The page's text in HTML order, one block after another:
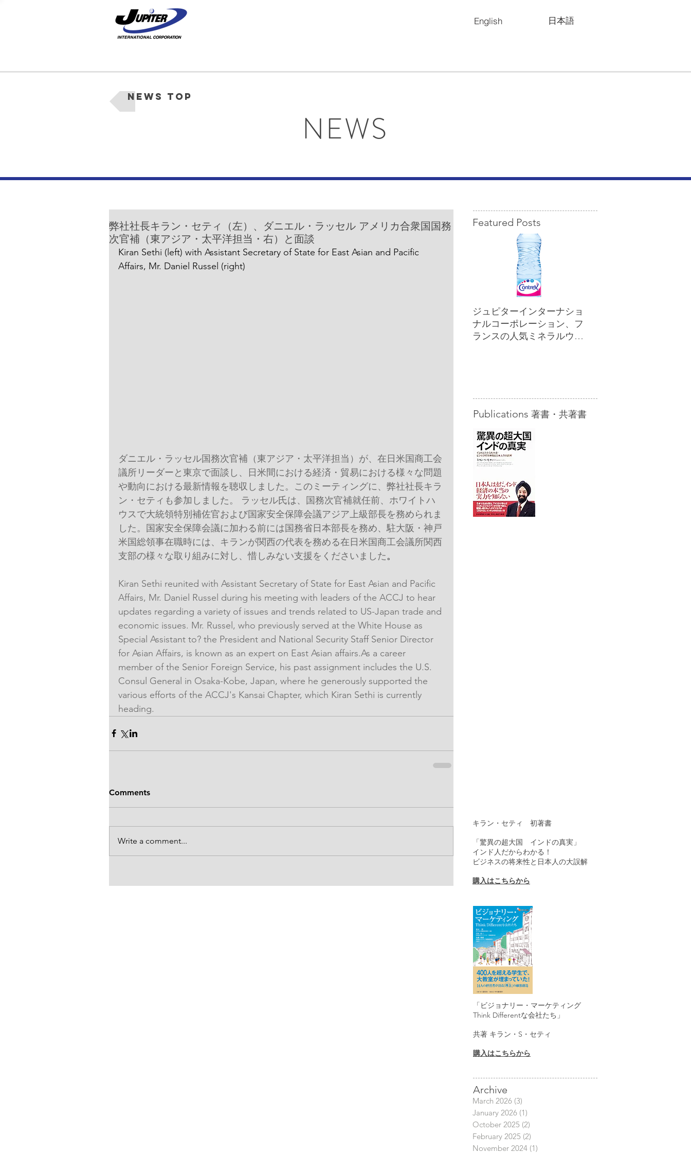
English 日本語
News Top
NEWS
弊社社長キラン・セティ（左）、ダニエル・ラッセル アメリカ合衆国国務
次官補（東アジア・太平洋担当・右）と面談
Kiran Sethi (left) with Assistant Secretary of State for East Asian and Pacific
Affairs, Mr. Daniel Russel (right)
ダニエル・ラッセル国務次官補（東アジア・太平洋担当）が、在日米国商工会
議所リーダーと東京で面談し、日米間における経済・貿易における様々な問題
や動向における最新情報を聴収しました。このミーティングに、弊社社長キラ
ン・セティも参加しました。 ラッセル氏は、国務次官補就任前、ホワイトハ
ウスで大統領特別補佐官および国家安全保障会議アジア上級部長を務められま
した。国家安全保障会議に加わる前には国務省日本部長を務め、駐大阪・神戸
米国総領事在職時には、キランが関西の代表を務める在日米国商工会議所関西
支部の様々な取り組みに対し、惜しみない支援をくださいました。
Kiran Sethi reunited with Assistant Secretary of State for East Asian and Pacific
Affairs, Mr. Daniel Russel during his meeting with leaders of the ACCJ to hear
updates regarding a variety of issues and trends related to US-Japan trade and
economic issues. Mr. Russel, who previously served at the White House as
Special Assistant to? the President and National Security Staff Senior Director
for Asian Affairs, is known as an expert on East Asian affairs.As a career
member of the Senior Foreign Service, his past assignment includes the U.S.
Consul General in Osaka-Kobe, Japan, where he generously supported the
various efforts of the ACCJ's Kansai Chapter, which Kiran Sethi is currently
heading.
Comments
Write a comment...
Featured Posts
ジュピターインターナショ
ナルコーポレーション、フ
ランスの人気ミネラルウォ
Publications 著書・共著書
キラン・セティ 初著書
「驚異の超大国 インドの真実」
インド人だからわかる！
ビジネスの将来性と日本人の大誤解
購入はこちらから
「ビジョナリー・マーケティング
Think Differentな会社たち」
共著 キラン・S・セティ
購入はこちらから
March 2026 (3)
January 2026 (1)
October 2025 (2)
February 2025 (2)
November 2024 (1)
Archive